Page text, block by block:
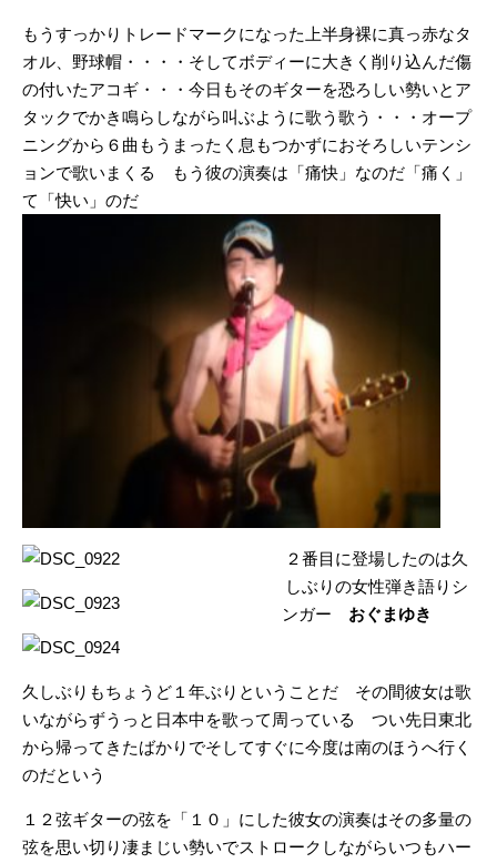
もうすっかりトレードマークになった上半身裸に真っ赤なタ
オル、野球帽・・・・そしてボディーに大きく削り込んだ傷
の付いたアコギ・・・今日もそのギターを恐ろしい勢いとア
タックでかき鳴らしながら叫ぶように歌う歌う・・・オープ
ニングから６曲もうまったく息もつかずにおそろしいテンシ
ョンで歌いまくる もう彼の演奏は「痛快」なのだ「痛く」
て「快い」のだ
２番目に登場したのは久
しぶりの女性弾き語りシ
ンガー おぐまゆき
久しぶりもちょうど１年ぶりということだ その間彼女は歌
いながらずうっと日本中を歌って周っている つい先日東北
から帰ってきたばかりでそしてすぐに今度は南のほうへ行く
のだという
１２弦ギターの弦を「１０」にした彼女の演奏はその多量の
弦を思い切り凄まじい勢いでストロークしながらいつもハー